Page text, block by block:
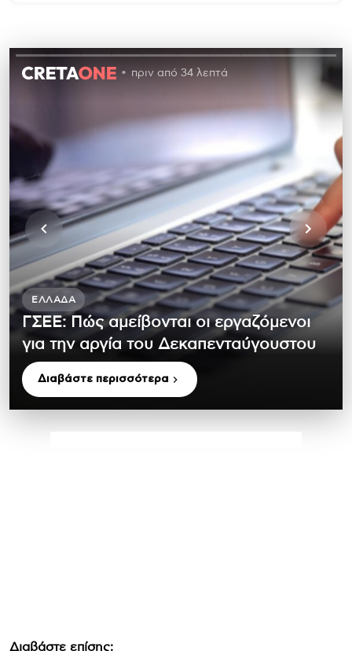
πριν από 34 λεπτά
ΕΛΛΆΔΑ
ΓΣΕΕ: Πώς αμείβονται οι εργαζόμενοι
για την αργία του Δεκαπενταύγουστου
Διαβάστε περισσότερα
Διαβάστε επίσης: